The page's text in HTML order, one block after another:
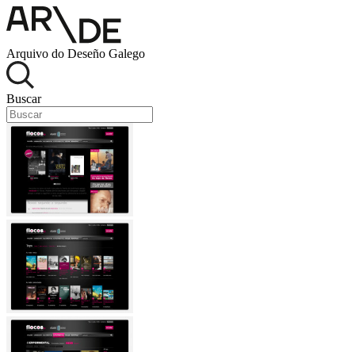
Arquivo do Deseño Galego
Buscar